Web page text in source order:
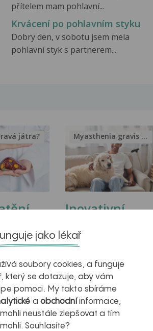
přítelem mam pohlavní...
Krvácení po pohlavním styku
Dobry den, v sobotu jsem mela
pohlavní styk s partnerem....
a
játra?
Inovativní
léčba
myastenie –
naděje pro ty,
kteří ji...
Myasthenia gravis – vše, co...
jako lékař
soubory cookies, a funguje
který se dotazuje, aby vám
pomoci. My takto sbíráme
a obchodníinformace,
neustále zlepšovat a tím
Souhlasíte?